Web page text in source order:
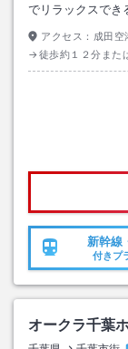
でリラックスでき
アクセス： 成田
→徒歩約１２分また
新幹線
付きプ
オークラ千葉